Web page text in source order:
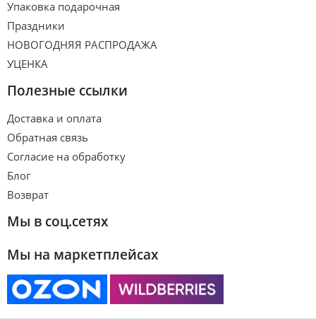
Упаковка подарочная
Праздники
НОВОГОДНЯЯ РАСПРОДАЖА
УЦЕНКА
Полезные ссылки
Доставка и оплата
Обратная связь
Согласие на обработку
Блог
Возврат
Мы в соц.сетях
Мы на маркетплейсах